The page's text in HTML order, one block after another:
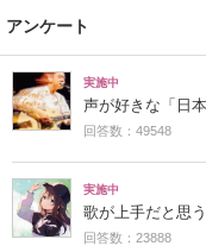
アンケート
実施中
声が好きな「日
回答数：49548
実施中
歌が上手だと思
回答数：23888